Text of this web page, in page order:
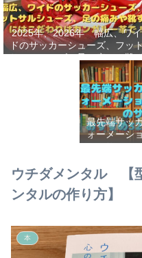
2025年、2026年 幅広、ワイ
ドのサッカーシューズ、フッ
サルシューズ、足の痛みや靴
れにはこだわりはカンガルー
で！
最先端サッ
ォーメーシ
のサッカ
ウチダメンタル 【
ンタルの作り方】
本